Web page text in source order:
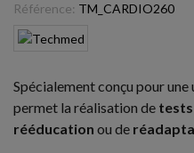
Référence: TM_CARDIO260
Spécialement conçu pour
permet la réalisation de
rééducation ou de